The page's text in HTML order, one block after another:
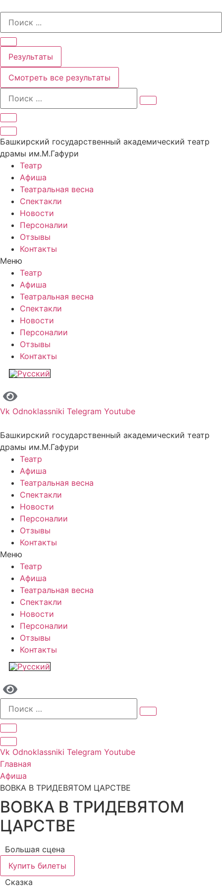
содержимому
Search
Результаты
Смотреть все результаты
Башкирский государственный академический театр
драмы им.М.Гафури
Театр
Афиша
Театральная весна
Спектакли
Новости
Персоналии
Отзывы
Контакты
Меню
Театр
Афиша
Театральная весна
Спектакли
Новости
Персоналии
Отзывы
Контакты
Vk Odnoklassniki Telegram Youtube
Башкирский государственный академический театр
драмы им.М.Гафури
Театр
Афиша
Театральная весна
Спектакли
Новости
Персоналии
Отзывы
Контакты
Меню
Театр
Афиша
Театральная весна
Спектакли
Новости
Персоналии
Отзывы
Контакты
Vk Odnoklassniki Telegram Youtube
Главная
Афиша
ВОВКА В ТРИДЕВЯТОМ ЦАРСТВЕ
ВОВКА В ТРИДЕВЯТОМ
ЦАРСТВЕ
Большая сцена
Купить билеты
Сказка